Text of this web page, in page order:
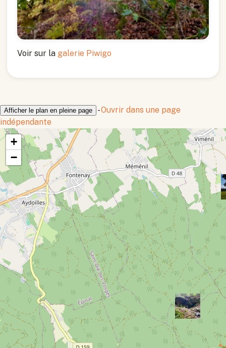
Voir sur la galerie Piwigo
Afficher le plan en pleine page -Ouvrir dans une page
indépendante